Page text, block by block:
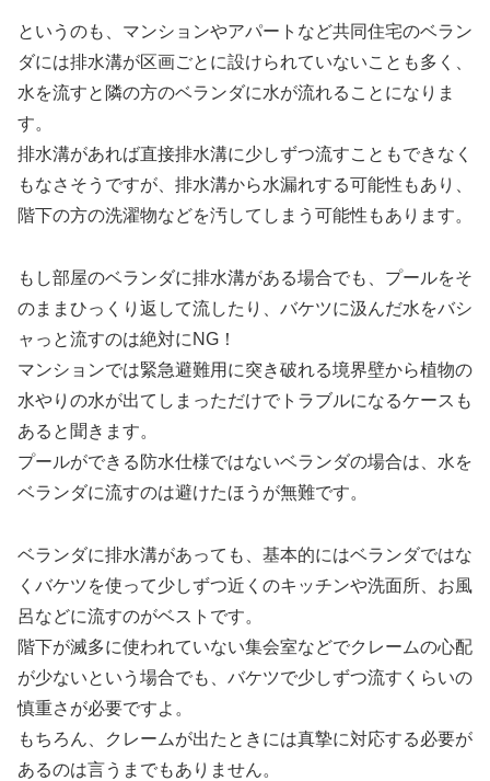
というのも、マンションやアパートなど共同住宅のベラン
ダには排水溝が区画ごとに設けられていないことも多く、
水を流すと隣の方のベランダに水が流れることになりま
す。
排水溝があれば直接排水溝に少しずつ流すこともできなく
もなさそうですが、 排水溝から水漏れする可能性もあり、
階下の方の洗濯物などを汚してしまう可能性もあります。
もし部屋のベランダに排水溝がある場合でも、プールをそ
のままひっくり返して流したり、バケツに汲んだ水をバシ
ャっと流すのは絶対にNG！
マンションでは緊急避難用に突き破れる境界壁から植物の
水やりの水が出てしまっただけでトラブルになるケースも
あると聞きます。
プールができる防水仕様ではないベランダの場合は、水を
ベランダに流すのは避けたほうが無難です。
ベランダに排水溝があっても、基本的にはベランダではな
くバケツを使って少しずつ近くのキッチンや洗面所、お風
呂などに流すのがベスト です。
階下が滅多に使われていない集会室などでクレームの心配
が少ないという場合でも、バケツで少しずつ流すくらいの
慎重さが必要ですよ。
もちろん、クレームが出たときには真摯に対応する必要が
あるのは言うまでもありません。